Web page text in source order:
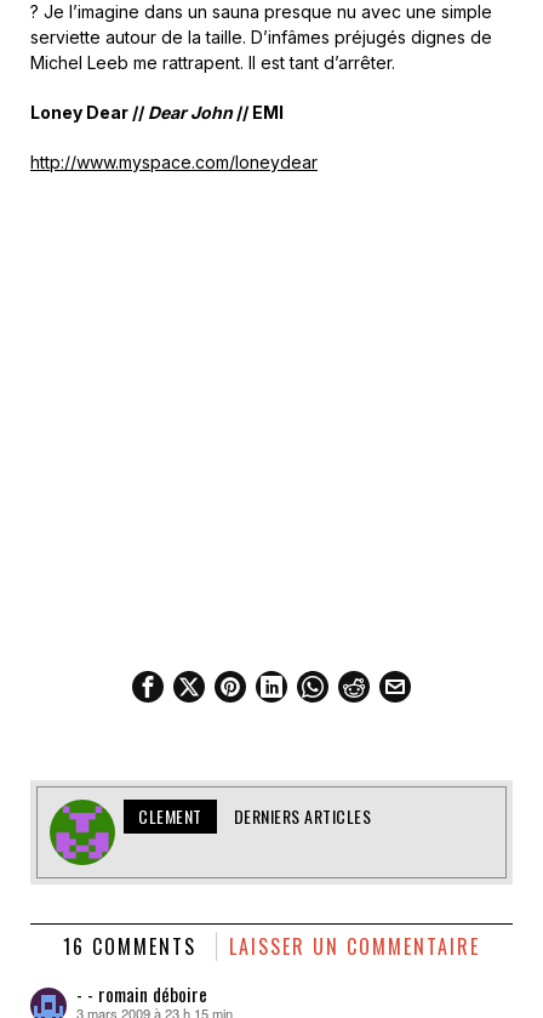
? Je l’imagine dans un sauna presque nu avec une simple
serviette autour de la taille. D’infâmes préjugés dignes de
Michel Leeb me rattrapent. Il est tant d’arrêter.
Loney Dear // Dear John// EMI
http://www.myspace.com/loneydear
CLEMENT DERNIERS ARTICLES
16 COMMENTS LAISSER UN COMMENTAIRE
- - romain déboire
3 mars 2009 à 23 h 15 min